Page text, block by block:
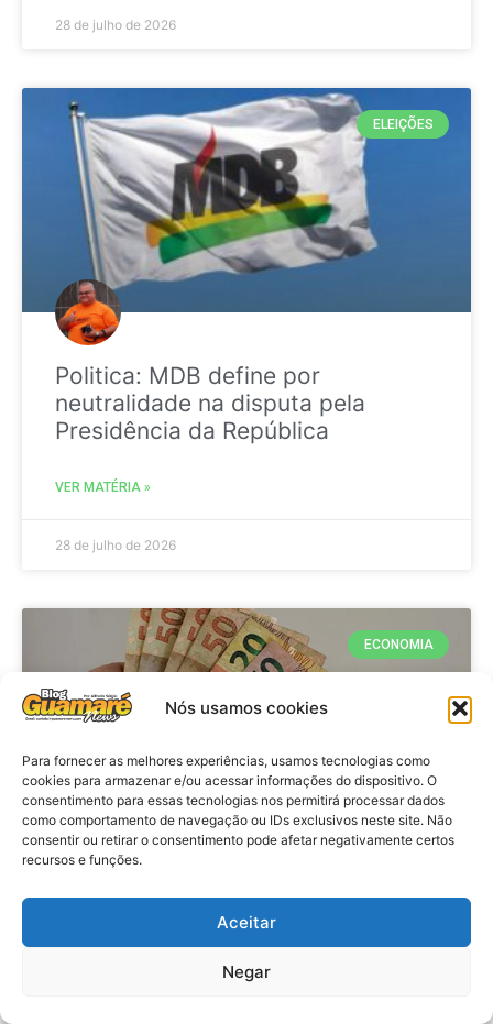
Nós usamos cookies
Para fornecer as melhores experiências, usamos tecnologias como
cookies para armazenar e/ou acessar informações do dispositivo. O
consentimento para essas tecnologias nos permitirá processar dados
como comportamento de navegação ou IDs exclusivos neste site. Não
consentir ou retirar o consentimento pode afetar negativamente certos
recursos e funções.
Aceitar
Negar
28 de julho de 2026
ELEIÇÕES
Politica: MDB define por
neutralidade na disputa pela
Presidência da República
VER MATÉRIA »
28 de julho de 2026
ECONOMIA
Economia: Beneficiários com NIS
de final 7 recebem Bolsa Família
de julho